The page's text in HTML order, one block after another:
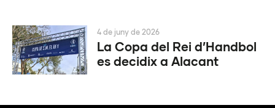
La Copa del Rei d’Handbol
es decidix a Alacant
4 de juny de 2026